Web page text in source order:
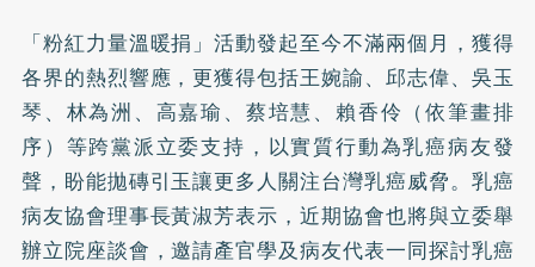
「粉紅力量溫暖捐」活動發起至今不滿兩個月，獲得
各界的熱烈響應，更獲得包括王婉諭、邱志偉、吳玉
琴、林為洲、高嘉瑜、蔡培慧、賴香伶（依筆畫排
序）等跨黨派立委支持，以實質行動為乳癌病友發
聲，盼能拋磚引玉讓更多人關注台灣乳癌威脅。乳癌
病友協會理事長黃淑芳表示，近期協會也將與立委舉
辦立院座談會，邀請產官學及病友代表一同探討乳癌